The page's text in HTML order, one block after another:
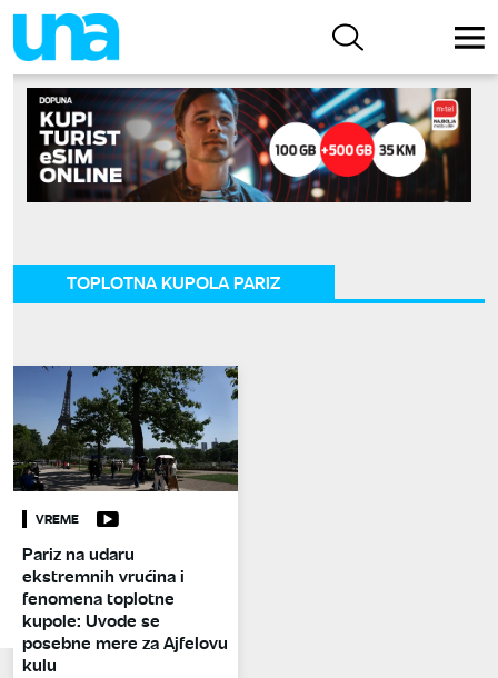
TOPLOTNA KUPOLA PARIZ
VREME
Pariz na udaru
ekstremnih vrućina i
fenomena toplotne
kupole: Uvode se
posebne mere za Ajfelovu
kulu